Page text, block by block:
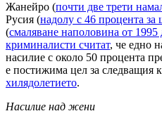
Жанейро (почти две трети
Русия (надолу с 46 процента за
(смаляване наполовина от 1995
криминалисти считат, че едно
насилие с около 50 процента
е постижима цел за следващия
хилядолетието.
Насилие над жени